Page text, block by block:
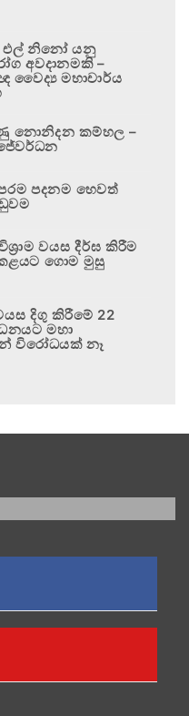
එල් නිනෝ යනු
අවදානමකි –
වෛද්‍ය මහාචාර්ය
නොනිදන කම්හල –
පදනම හෙවත්
වයස දීර්ඝ කිරීම
ගොම මුසු
දිගු කිරීමේ 22
මහා
විරෝධයක් නෑ